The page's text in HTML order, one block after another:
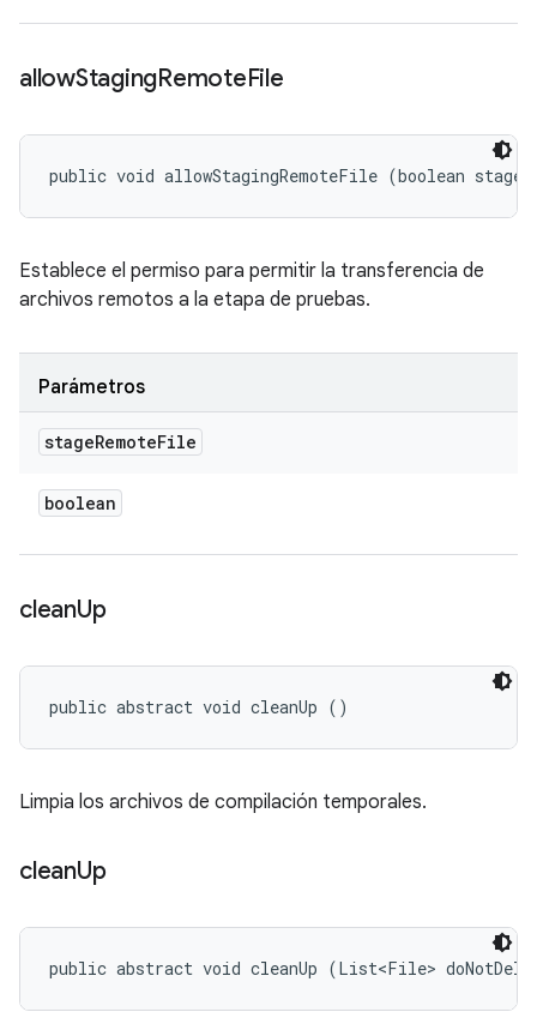
allowStagingRemoteFile
public void allowStagingRemoteFile (boolean
Establece el permiso para permitir la transferencia de
archivos remotos a la etapa de pruebas.
Parámetros
stageRemoteFile
boolean
cleanUp
public abstract void cleanUp ()
Limpia los archivos de compilación temporales.
cleanUp
public abstract void cleanUp (List<File>